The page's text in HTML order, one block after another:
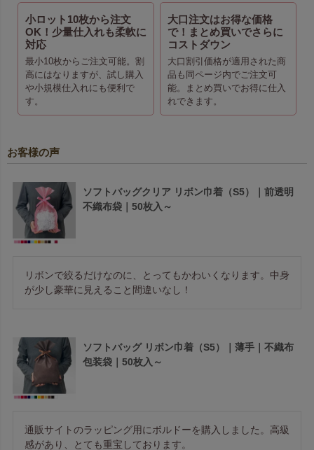
小ロット10枚から注文
OK！少量仕入れも柔軟に
対応
最小10枚からご注文可能。割
高にはなりますが、試し購入
や小規模仕入れにも便利で
す。
大口注文はお得な価格
で！まとめ買いでさらに
コストダウン
大口割引価格が適用された商
品も同ページ内でご注文可
能。まとめ買いでお得に仕入
れできます。
お客様の声
ソフトバッグクリア リボン巾着（S5）｜前透明
不織布袋｜50枚入～
リボンで絞るだけなのに、とってもかわいくなります。中身
が少し豪華に見えること間違いなし！
ソフトバッグ リボン巾着（S5）｜薄手｜不織布
包装袋｜50枚入～
通販サイトのラッピング用にボルドーを購入しました。高級
感があり、とても重宝しております。